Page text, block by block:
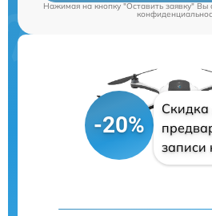
Нажимая на кнопку "Оставить заявку" Вы
-20%
Скидка
записи